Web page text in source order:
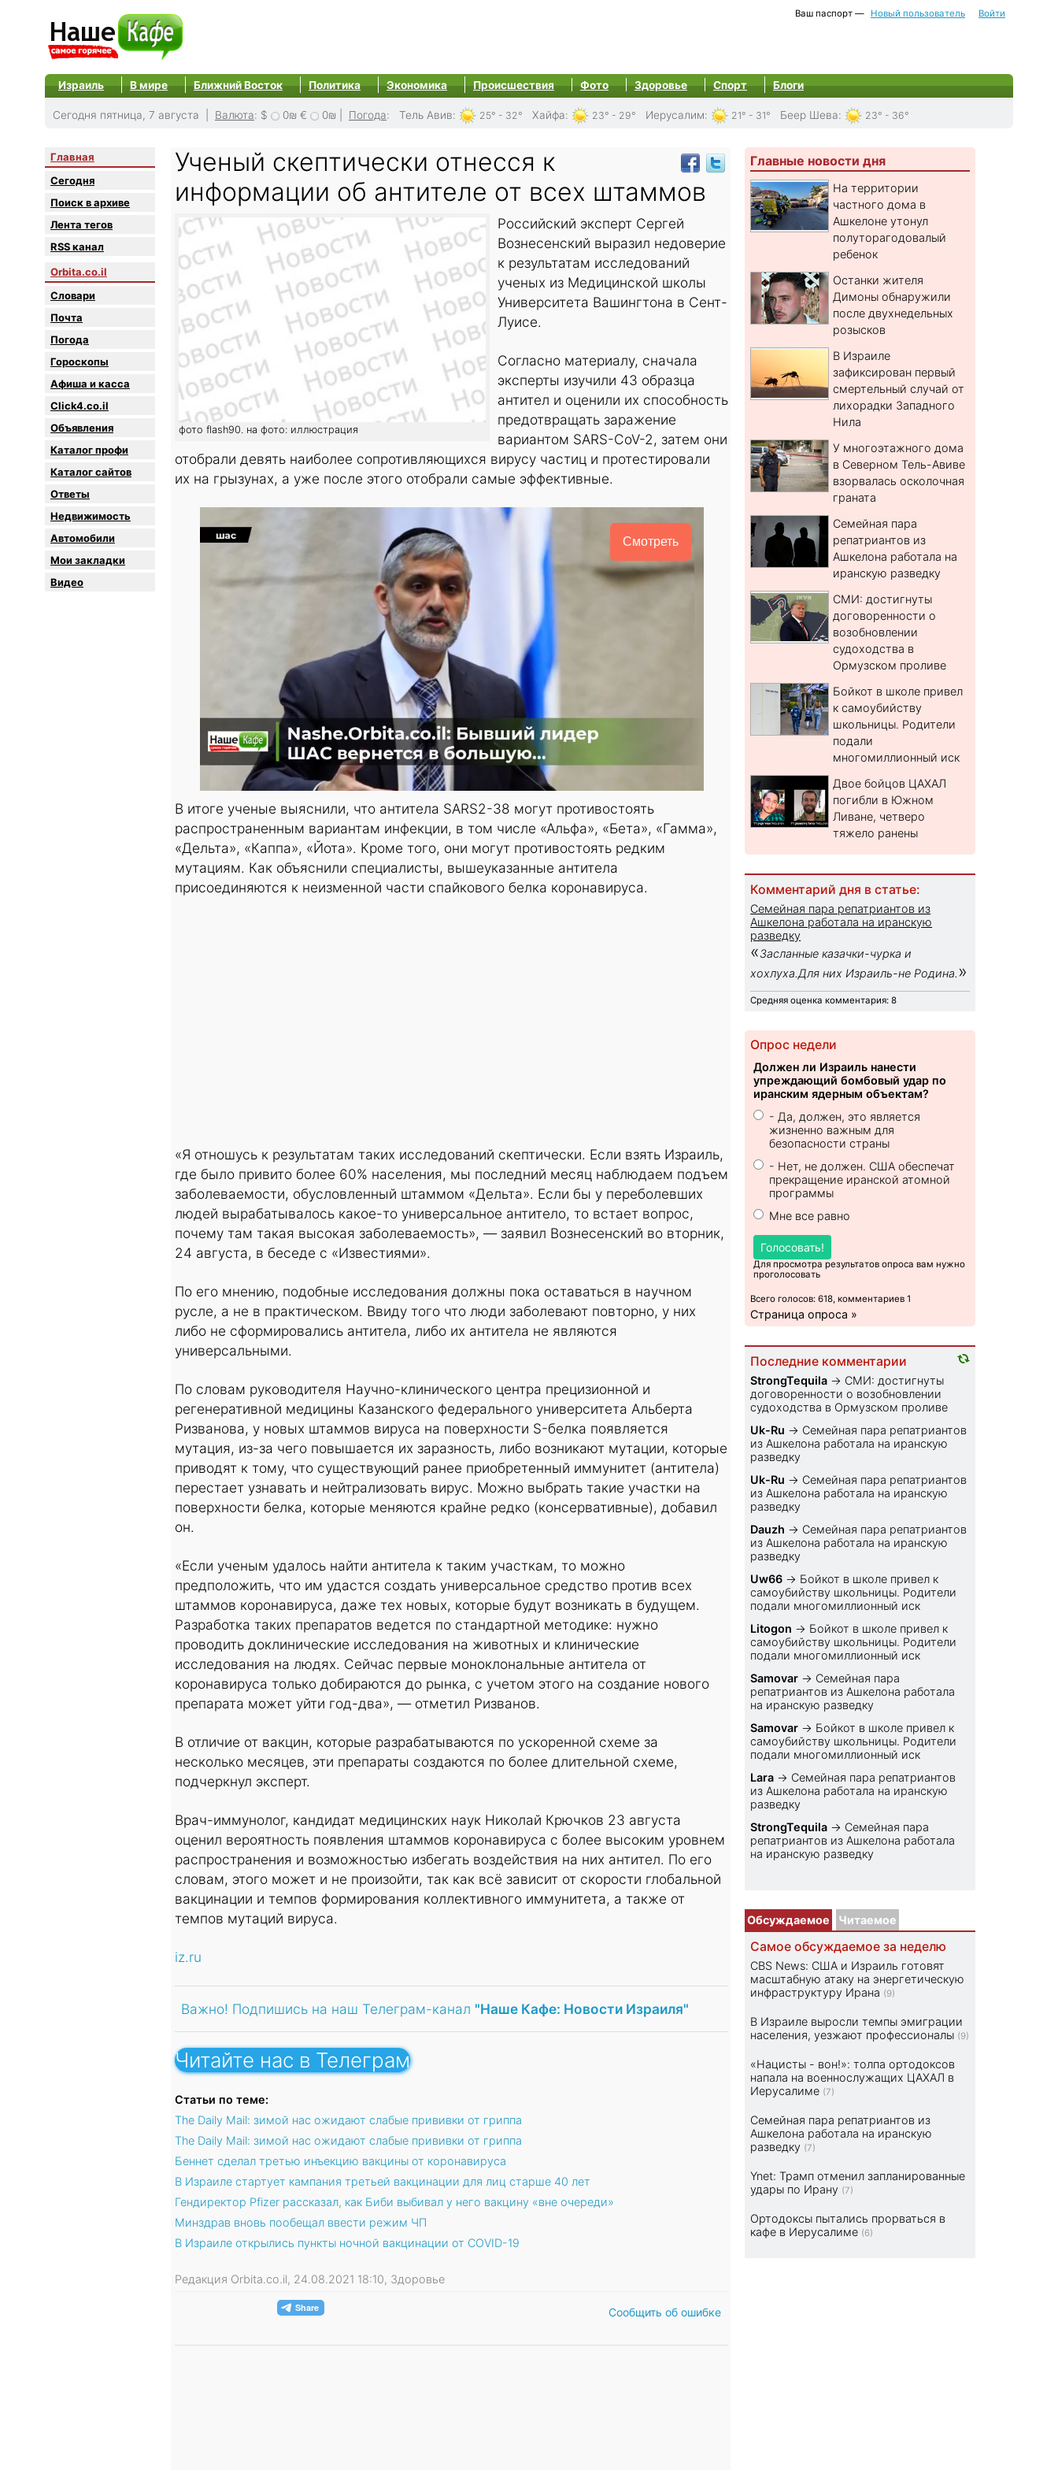
Ваш паспорт — Новый пользователь Войти
Израиль В мире Ближний Восток Политика Экономика Происшествия Фото Здоровье Спорт Блоги
Сегодня пятница, 7 августа | Валюта: $ 0₪ € 0₪ Погода: Тель Авив: 25° - 32° Хайфа: 23° - 29° Иерусалим: 21° - 31° Беер Шева: 23° - 36°
Главная
Сегодня
Поиск в архиве
Лента тегов
RSS канал
Orbita.co.il
Словари
Почта
Погода
Гороскопы
Афиша и касса
Click4.co.il
Объявления
Каталог профи
Каталог сайтов
Oтветы
Недвижимость
Автомобили
Мои закладки
Видео
Ученый скептически отнесся к
информации об антителе от всех штаммов
фото flash90. на фото: иллюстрация
Российский эксперт Сергей
Вознесенский выразил недоверие
к результатам исследований
ученых из Медицинской школы
Университета Вашингтона в Сент-
Луисе.
Согласно материалу, сначала
эксперты изучили 43 образца
антител и оценили их способность
предотвращать заражение
вариантом SARS-CoV-2, затем они
отобрали девять наиболее сопротивляющихся вирусу частиц и протестировали
их на грызунах, а уже после этого отобрали самые эффективные.
Смотреть
В итоге ученые выяснили, что антитела SARS2-38 могут противостоять
распространенным вариантам инфекции, в том числе «Альфа», «Бета», «Гамма»,
«Дельта», «Каппа», «Йота». Кроме того, они могут противостоять редким
мутациям. Как объяснили специалисты, вышеуказанные антитела
присоединяются к неизменной части спайкового белка коронавируса.
«Я отношусь к результатам таких исследований скептически. Если взять Израиль,
где было привито более 60% населения, мы последний месяц наблюдаем подъем
заболеваемости, обусловленный штаммом «Дельта». Если бы у переболевших
людей вырабатывалось какое-то универсальное антитело, то встает вопрос,
почему там такая высокая заболеваемость», — заявил Вознесенский во вторник,
24 августа, в беседе с «Известиями».
По его мнению, подобные исследования должны пока оставаться в научном
русле, а не в практическом. Ввиду того что люди заболевают повторно, у них
либо не сформировались антитела, либо их антитела не являются
универсальными.
По словам руководителя Научно-клинического центра прецизионной и
регенеративной медицины Казанского федерального университета Альберта
Ризванова, у новых штаммов вируса на поверхности S-белка появляется
мутация, из-за чего повышается их заразность, либо возникают мутации, которые
приводят к тому, что существующий ранее приобретенный иммунитет (антитела)
перестает узнавать и нейтрализовать вирус. Можно выбрать такие участки на
поверхности белка, которые меняются крайне редко (консервативные), добавил
он.
«Если ученым удалось найти антитела к таким участкам, то можно
предположить, что им удастся создать универсальное средство против всех
штаммов коронавируса, даже тех новых, которые будут возникать в будущем.
Разработка таких препаратов ведется по стандартной методике: нужно
проводить доклинические исследования на животных и клинические
исследования на людях. Сейчас первые моноклональные антитела от
коронавируса только добираются до рынка, с учетом этого на создание нового
препарата может уйти год-два», — отметил Ризванов.
В отличие от вакцин, которые разрабатываются по ускоренной схеме за
несколько месяцев, эти препараты создаются по более длительной схеме,
подчеркнул эксперт.
Врач-иммунолог, кандидат медицинских наук Николай Крючков 23 августа
оценил вероятность появления штаммов коронавируса с более высоким уровнем
распространения и возможностью избегать воздействия на них антител. По его
словам, этого может и не произойти, так как всё зависит от скорости глобальной
вакцинации и темпов формирования коллективного иммунитета, а также от
темпов мутаций вируса.
iz.ru
Важно! Подпишись на наш Телеграм-канал "Наше Кафе: Новости Израиля"
Читайте нас в Телеграм
Статьи по теме:
The Daily Mail: зимой нас ожидают слабые прививки от гриппа
The Daily Mail: зимой нас ожидают слабые прививки от гриппа
Беннет сделал третью инъекцию вакцины от коронавируса
В Израиле стартует кампания третьей вакцинации для лиц старше 40 лет
Гендиректор Pfizer рассказал, как Биби выбивал у него вакцину «вне очереди»
Минздрав вновь пообещал ввести режим ЧП
В Израиле открылись пункты ночной вакцинации от COVID-19
Редакция Orbita.co.il, 24.08.2021 18:10, Здоровье
Сообщить об ошибке
Главные новости дня
На территории
частного дома в
Ашкелоне утонул
полуторагодовалый
ребенок
Останки жителя
Димоны обнаружили
после двухнедельных
розысков
В Израиле
зафиксирован первый
смертельный случай от
лихорадки Западного
Нила
У многоэтажного дома
в Северном Тель-Авиве
взорвалась осколочная
граната
Семейная пара
репатриантов из
Ашкелона работала на
иранскую разведку
СМИ: достигнуты
договоренности о
возобновлении
судоходства в
Ормузском проливе
Бойкот в школе привел
к самоубийству
школьницы. Родители
подали
многомиллионный иск
Двое бойцов ЦАХАЛ
погибли в Южном
Ливане, четверо
тяжело ранены
Комментарий дня в статье:
Семейная пара репатриантов из
Ашкелона работала на иранскую
разведку
«Засланные казачки-чурка и
хохлуха.Для них Израиль-не Родина. »
Средняя оценка комментария: 8
Опрос недели
Должен ли Израиль нанести
упреждающий бомбовый удар по
иранским ядерным объектам?
- Да, должен, это является
жизненно важным для
безопасности страны
- Нет, не должен. США обеспечат
прекращение иранской атомной
программы
Мне все равно
Голосовать!
Для просмотра результатов опроса вам нужно
проголосовать
Всего голосов: 618, комментариев 1
Страница опроса »
Последние комментарии
StrongTequila → СМИ: достигнуты
договоренности о возобновлении
судоходства в Ормузском проливе
Uk-Ru → Семейная пара репатриантов
из Ашкелона работала на иранскую
разведку
Uk-Ru → Семейная пара репатриантов
из Ашкелона работала на иранскую
разведку
Dauzh → Семейная пара репатриантов
из Ашкелона работала на иранскую
разведку
Uw66 → Бойкот в школе привел к
самоубийству школьницы. Родители
подали многомиллионный иск
Litogon → Бойкот в школе привел к
самоубийству школьницы. Родители
подали многомиллионный иск
Samovar → Семейная пара
репатриантов из Ашкелона работала
на иранскую разведку
Samovar → Бойкот в школе привел к
самоубийству школьницы. Родители
подали многомиллионный иск
Lara → Семейная пара репатриантов
из Ашкелона работала на иранскую
разведку
StrongTequila → Семейная пара
репатриантов из Ашкелона работала
на иранскую разведку
Обсуждаемое Читаемое
Самое обсуждаемое за неделю
CBS News: США и Израиль готовят
масштабную атаку на энергетическую
инфраструктуру Ирана (9)
В Израиле выросли темпы эмиграции
населения, уезжают профессионалы (9)
«Нацисты - вон!»: толпа ортодоксов
напала на военнослужащих ЦАХАЛ в
Иерусалиме (7)
Семейная пара репатриантов из
Ашкелона работала на иранскую
разведку (7)
Ynet: Трамп отменил запланированные
удары по Ирану (7)
Ортодоксы пытались прорваться в
кафе в Иерусалиме (6)